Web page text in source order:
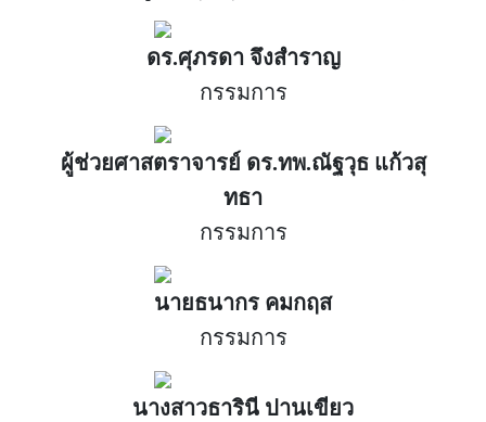
ดร.ศุภรดา จึงสำราญ
กรรมการ
ผู้ช่วยศาสตราจารย์ ดร.ทพ.ณัฐวุธ แก้วสุ
ทธา
กรรมการ
นายธนากร คมกฤส
กรรมการ
นางสาวธารินี ปานเขียว